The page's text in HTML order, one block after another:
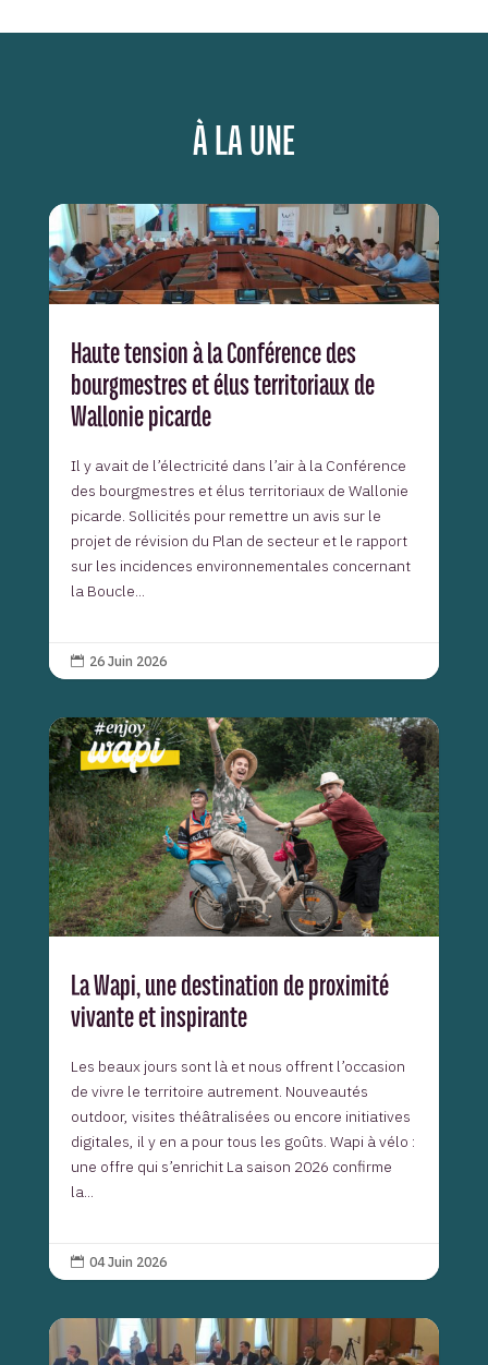
À LA UNE
Haute tension à la Conférence des
bourgmestres et élus territoriaux de
Wallonie picarde
Il y avait de l’électricité dans l’air à la Conférence
des bourgmestres et élus territoriaux de Wallonie
picarde. Sollicités pour remettre un avis sur le
projet de révision du Plan de secteur et le rapport
sur les incidences environnementales concernant
la Boucle...
 26 Juin 2026
La Wapi, une destination de proximité
vivante et inspirante
Les beaux jours sont là et nous offrent l’occasion
de vivre le territoire autrement. Nouveautés
outdoor, visites théâtralisées ou encore initiatives
digitales, il y en a pour tous les goûts. Wapi à vélo :
une offre qui s’enrichit La saison 2026 confirme
la...
 04 Juin 2026